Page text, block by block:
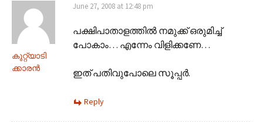
കുറ്റ്യാടി
ക്കാരന്‍
June 27, 2008 at 12:48 pm
പക്ഷിപാതാളത്തില്‍ നമുക്ക് ഒരുമിച്ച്
പോകാം… എന്നേം വിളിക്കണേ…
ഇത് പതിവുപോലെ സൂപ്പര്‍.
Reply